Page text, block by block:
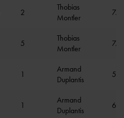
2
Thobias
Montler
5
Thobias
Montler
1
Armand
Duplantis
1
Armand
Duplantis